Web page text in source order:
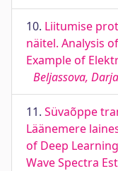
10. Liitumise
näitel. Analysis
Example of
Beljassova, Darja
11. Süvaõppe
Läänemere
of Deep
Wave Spectra